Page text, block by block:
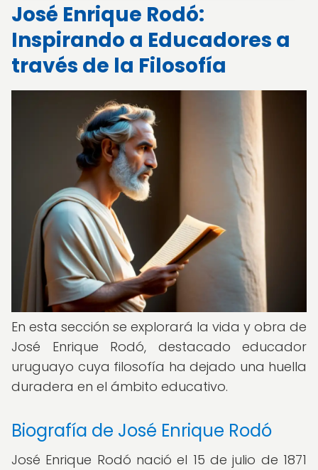
José Enrique Rodó:
Inspirando a Educadores a
través de la Filosofía
En esta sección se explorará la vida y obra de
José Enrique Rodó, destacado educador
uruguayo cuya filosofía ha dejado una huella
duradera en el ámbito educativo.
Biografía de José Enrique Rodó
José Enrique Rodó nació el 15 de julio de 1871